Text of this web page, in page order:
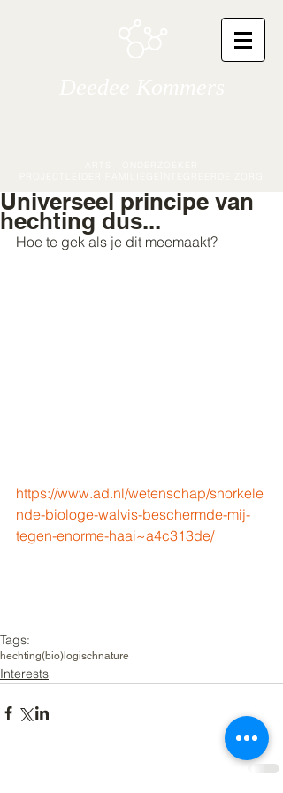
Universeel principe van
hechting dus...
Hoe te gek als je dit meemaakt?
https://www.ad.nl/wetenschap/snorkele
nde-biologe-walvis-beschermde-mij-
tegen-enorme-haai~a4c313de/
Tags:
hechting(bio)logischnature
Interests